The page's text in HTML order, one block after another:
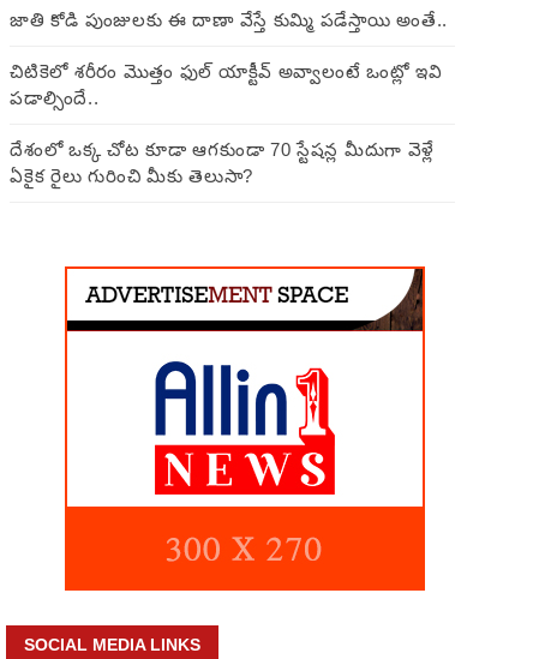
జాతి కోడి పుంజులకు ఈ దాణా వేస్తే కుమ్మి పడేస్తాయి అంతే..
చిటికెలో శరీరం మొత్తం ఫుల్ యాక్టీవ్ అవ్వాలంటే ఒంట్లో ఇవి
పడాల్సిందే..
దేశంలో ఒక్క చోట కూడా ఆగకుండా 70 స్టేషన్ల మీదుగా వెళ్లే
ఏకైక రైలు గురించి మీకు తెలుసా?
SOCIAL MEDIA LINKS